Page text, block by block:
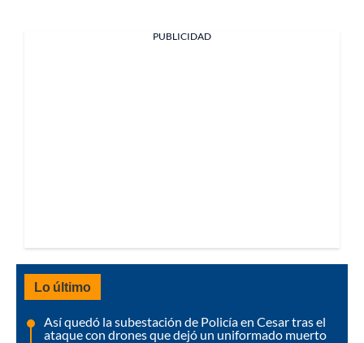
PUBLICIDAD
Lo último
Así quedó la subestación de Policía en Cesar tras el
ataque con drones que dejó un uniformado muerto